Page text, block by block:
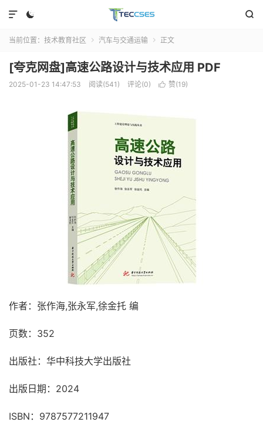
 

当前位置： 技术教育社区  汽车与交通运输  正文
[夸克网盘]高速公路设计与技术应用 PDF
2025-01-23 14:47:53 阅读(541) 评论(0)  赞(19)
作者：张作海,张永军,徐金托 编
页数：352
出版社：华中科技大学出版社
出版日期：2024
ISBN：9787577211947